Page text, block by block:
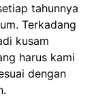
tahunnya
Terkadang
kusam
harus kami
dengan